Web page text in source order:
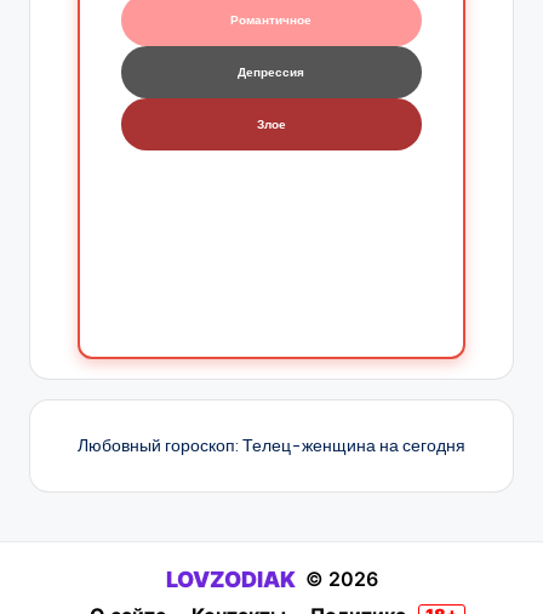
Романтичное
Депрессия
Злое
Любовный гороскоп: Телец-женщина на сегодня
LOVZODIAK © 2026